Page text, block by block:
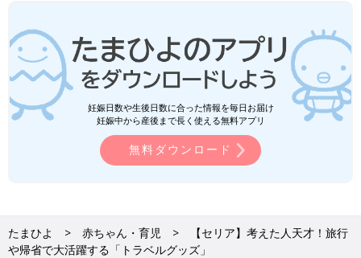
妊娠日数や生後日数に合った情報を毎日お届け
妊娠中から産後まで長く使える無料アプリ
無料ダウンロード
たまひよ 赤ちゃん・育児
【セリア】考えた人天才！旅行
や帰省で大活躍する「トラベルグッズ」